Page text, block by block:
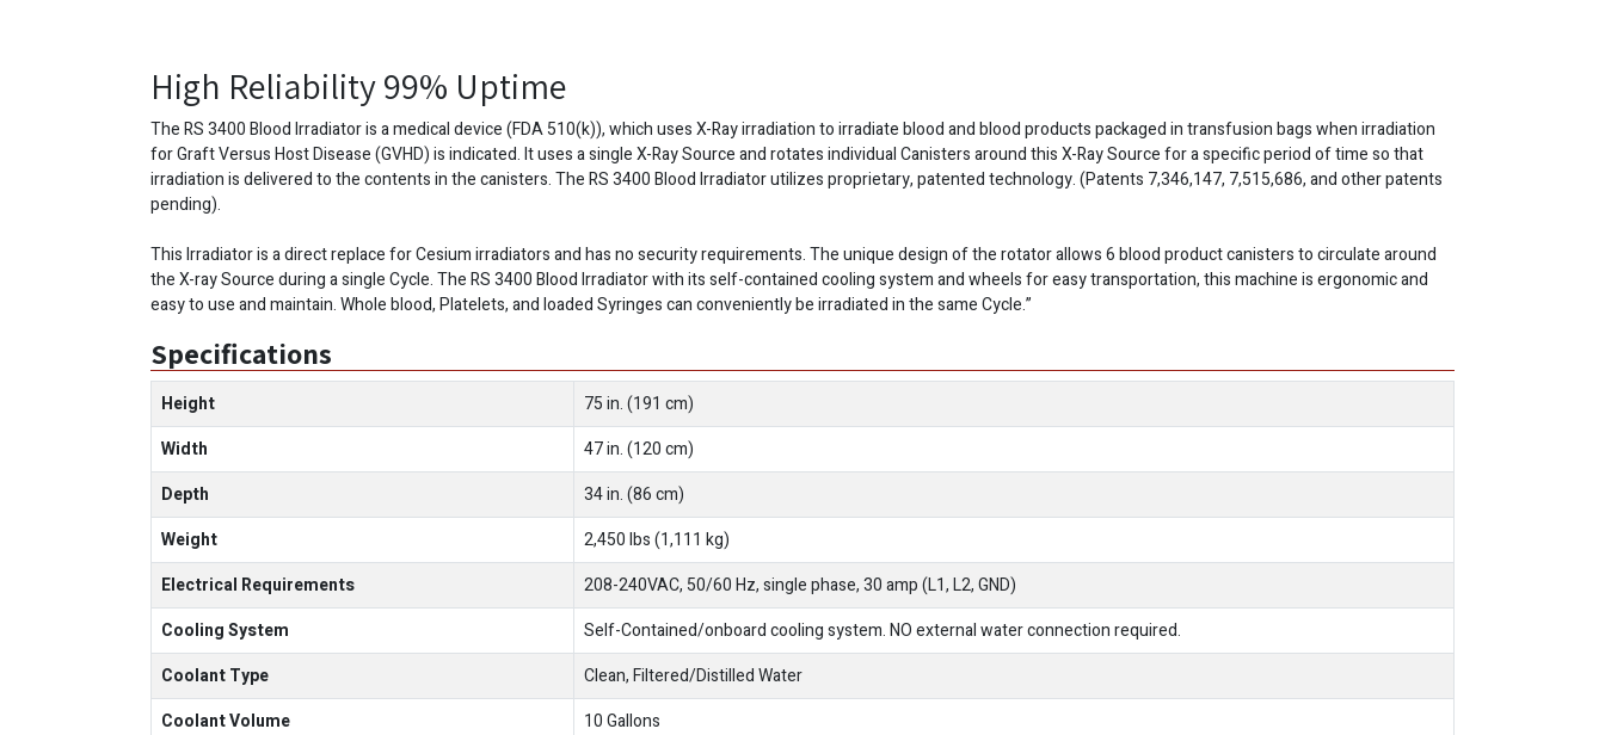
High Reliability 99% Uptime
The RS 3400 Blood Irradiator is a medical device (FDA 510(k)), which uses X-Ray irradiation to irradiate blood and blood products packaged in transfusion bags when irradiation
for Graft Versus Host Disease (GVHD) is indicated. It uses a single X-Ray Source and rotates individual Canisters around this X-Ray Source for a specific period of time so that
irradiation is delivered to the contents in the canisters. The RS 3400 Blood Irradiator utilizes proprietary, patented technology. (Patents 7,346,147, 7,515,686, and other patents
pending).
This Irradiator is a direct replace for Cesium irradiators and has no security requirements. The unique design of the rotator allows 6 blood product canisters to circulate around
the X-ray Source during a single Cycle. The RS 3400 Blood Irradiator with its self-contained cooling system and wheels for easy transportation, this machine is ergonomic and
easy to use and maintain. Whole blood, Platelets, and loaded Syringes can conveniently be irradiated in the same Cycle.”
Specifications
Height
75 in. (191 cm)
Width
47 in. (120 cm)
Depth
34 in. (86 cm)
Weight
2,450 lbs (1,111 kg)
Electrical Requirements
208-240VAC, 50/60 Hz, single phase, 30 amp (L1, L2, GND)
Cooling System
Self-Contained/onboard cooling system. NO external water connection required.
Coolant Type
Clean, Filtered/Distilled Water
Coolant Volume
10 Gallons